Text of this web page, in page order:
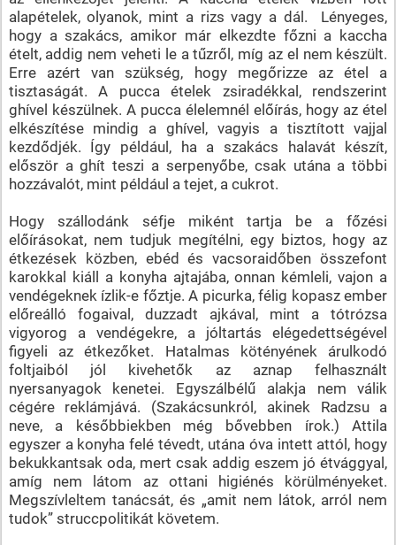
alapételek, olyanok, mint a rizs vagy a dál. Lényeges,
hogy a szakács, amikor már elkezdte főzni a kaccha
ételt, addig nem veheti le a tűzről, míg az el nem készült.
Erre azért van szükség, hogy megőrizze az étel a
tisztaságát. A pucca ételek zsiradékkal, rendszerint
ghível készülnek. A pucca élelemnél előírás, hogy az étel
elkészítése mindig a ghível, vagyis a tisztított vajjal
kezdődjék. Így például, ha a szakács halavát készít,
először a ghít teszi a serpenyőbe, csak utána a többi
hozzávalót, mint például a tejet, a cukrot.
Hogy szállodánk séfje miként tartja be a főzési
előírásokat, nem tudjuk megítélni, egy biztos, hogy az
étkezések közben, ebéd és vacsoraidőben összefont
karokkal kiáll a konyha ajtajába, onnan kémleli, vajon a
vendégeknek ízlik-e főztje. A picurka, félig kopasz ember
előreálló fogaival, duzzadt ajkával, mint a tótrózsa
vigyorog a vendégekre, a jóltartás elégedettségével
figyeli az étkezőket. Hatalmas kötényének árulkodó
foltjaiból jól kivehetők az aznap felhasznált
nyersanyagok kenetei. Egyszálbélű alakja nem válik
cégére reklámjává. (Szakácsunkról, akinek Radzsu a
neve, a későbbiekben még bővebben írok.) Attila
egyszer a konyha felé tévedt, utána óva intett attól, hogy
bekukkantsak oda, mert csak addig eszem jó étvággyal,
amíg nem látom az ottani higiénés körülményeket.
Megszívleltem tanácsát, és „amit nem látok, arról nem
tudok” struccpolitikát követem.